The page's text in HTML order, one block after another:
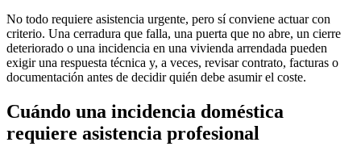
No todo requiere asistencia urgente, pero sí conviene actuar con
criterio. Una cerradura que falla, una puerta que no abre, un cierre
deteriorado o una incidencia en una vivienda arrendada pueden
exigir una respuesta técnica y, a veces, revisar contrato, facturas o
documentación antes de decidir quién debe asumir el coste.
Cuándo una incidencia doméstica
requiere asistencia profesional